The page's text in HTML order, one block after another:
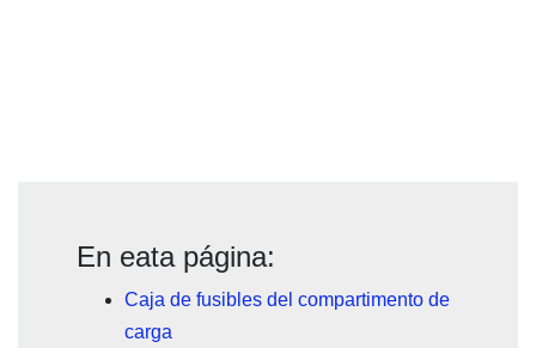
En eata página:
Caja de fusibles del compartimento de
carga